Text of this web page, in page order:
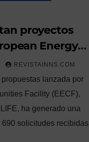
proyectos
Energy
supera las
REVISTAINNS.COM
propuestas lanzada por
Facility (EECF),
ha generado una
solicitudes recibidas